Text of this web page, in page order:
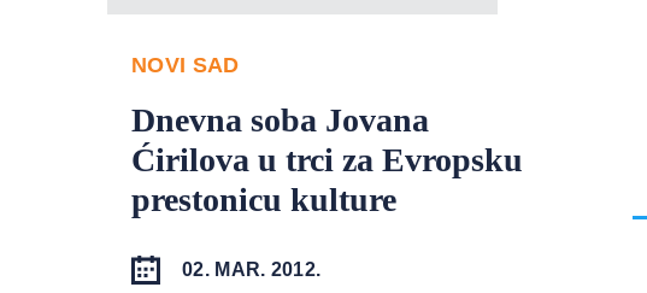
NOVI SAD
Dnevna soba Jovana
Ćirilova u trci za Evropsku
prestonicu kulture
02. MAR. 2012.